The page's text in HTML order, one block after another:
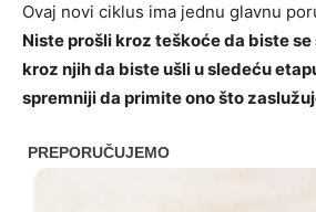
Ovaj novi ciklus ima jednu glavnu
Niste prošli kroz teškoće da biste
kroz njih da biste ušli u sledeću
spremniji da primite ono što